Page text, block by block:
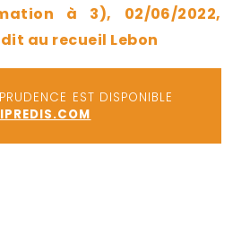
à 3), 02/06/2022,
au recueil Lebon
EST DISPONIBLE